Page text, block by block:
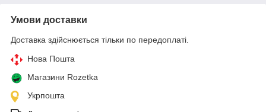
Умови доставки
Доставка здійснюється тільки по передоплаті.
Нова Пошта
Магазини Rozetka
Укрпошта